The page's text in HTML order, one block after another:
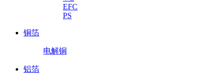
EFC
PS
铜箔
电解铜
铝箔